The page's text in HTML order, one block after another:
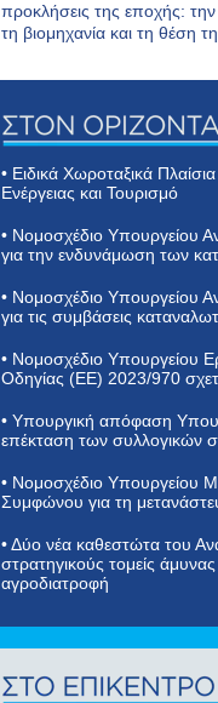
προκλήσεις της εποχής: την
τη βιομηχανία και τη θέση
• Ειδικά Χωροταξικά
Ενέργειας και Τουρισμό
• Νομοσχέδιο Υπουργείου
για την ενδυνάμωση των
• Νομοσχέδιο Υπουργείου
για τις συμβάσεις
• Νομοσχέδιο Υπουργείου
Οδηγίας (ΕΕ) 2023/970
• Υπουργική απόφαση
επέκταση των συλλογικών
• Νομοσχέδιο Υπουργείου
Συμφώνου για τη
• Δύο νέα καθεστώτα του
στρατηγικούς τομείς
αγροδιατροφή